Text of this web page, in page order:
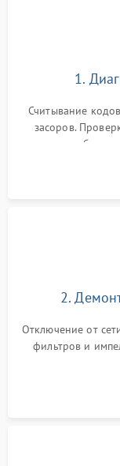
1.
Считывание
засоров.
жалоб на
2.
Отключение от
фильтров и